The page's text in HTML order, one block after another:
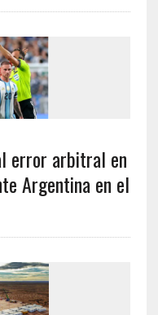
error arbitral en
Argentina en el